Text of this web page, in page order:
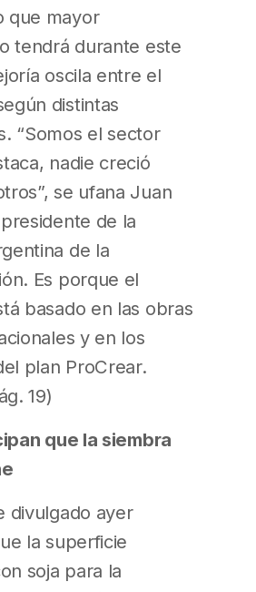
que mayor
tendrá durante este
oscila entre el
distintas
“Somos el sector
nadie creció
se ufana Juan
de la
de la
Es porque el
basado en las obras
y en los
plan ProCrear.
19)
que la siembra
divulgado ayer
la superficie
soja para la